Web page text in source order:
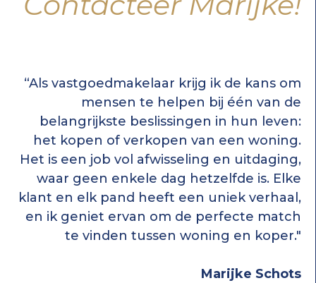
“Als vastgoedmakelaar krijg ik de kans om
mensen te helpen bij één van de
belangrijkste beslissingen in hun leven:
het kopen of verkopen van een woning.
Het is een job vol afwisseling en uitdaging,
waar geen enkele dag hetzelfde is. Elke
klant en elk pand heeft een uniek verhaal,
en ik geniet ervan om de perfecte match
te vinden tussen woning en koper."
Marijke Schots